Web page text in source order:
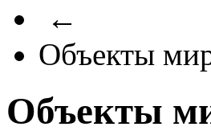
←
Объекты
Объекты